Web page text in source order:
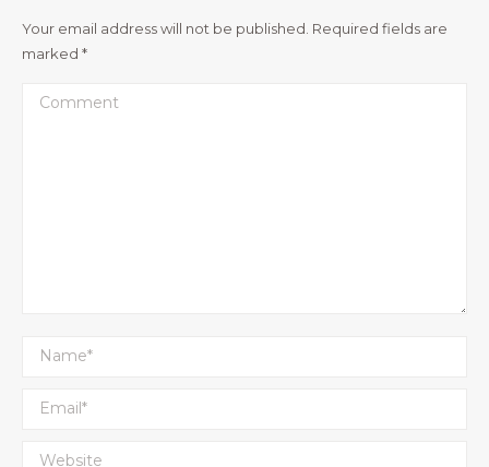
Your email address will not be published. Required fields are
marked *
Comment
Name *
Email *
Website